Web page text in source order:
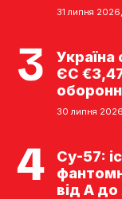
31 липня
Україна
ЄС
30 липня
Су-57:
від А